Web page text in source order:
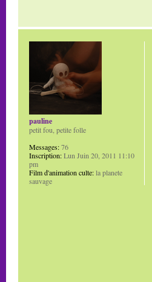
pauline
petit fou, petite folle
Messages:76
Inscription:Lun Juin 20, 2011 11:10
pm
Film d'animation culte:la planete
sauvage